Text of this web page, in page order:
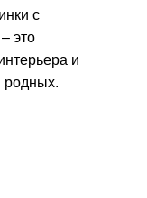
с
это
и
родных.